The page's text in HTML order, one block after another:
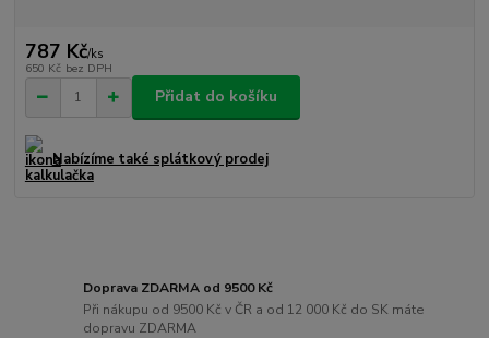
787 Kč/ks
650 Kč bez DPH
Přidat do košíku
Nabízíme také splátkový prodej
Doprava ZDARMA od 9500 Kč
Při nákupu od 9500 Kč v ČR a od 12 000 Kč do SK máte
dopravu ZDARMA